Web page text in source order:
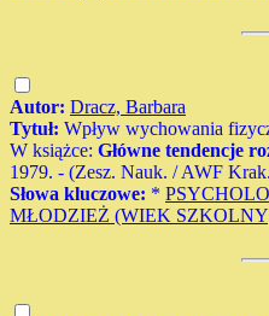
Autor: Dracz, Barbara
Tytuł: Wpływ wychowania
W książce: Główne tendencje
1979. - (Zesz. Nauk. / AWF
Słowa kluczowe: *
MŁODZIEŻ (WIEK